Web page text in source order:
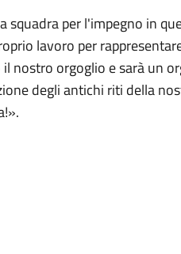
squadra per l'impegno in
lavoro per
nostro orgoglio e sarà un
degli antichi riti della